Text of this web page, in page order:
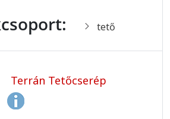
tető
Terrán Tetőcserép